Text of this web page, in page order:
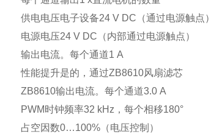
供电电压电子设备24 V DC（通过电源触点）
电源电压24 V DC（内部通过电源触点）
输出电流。每个通道1 A
性能提升是的，通过ZB8610风扇滤芯
ZB8610输出电流。每个通道3.0 A
PWM时钟频率32 kHz，每个相移180°
占空因数0…100%（电压控制）